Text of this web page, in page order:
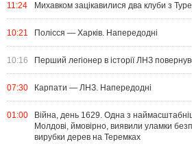
11:24 Михавком зацікавилися два клуби з
10:21 Полісся — Харків. Напередодні
10:16 Перший легіонер в історії ЛНЗ
07:30 Карпати — ЛНЗ. Напередодні
01:00
Війна, день 1629. Одна з
Молдові, ймовірно, виявили уламки
вирубки дерев на Теремках